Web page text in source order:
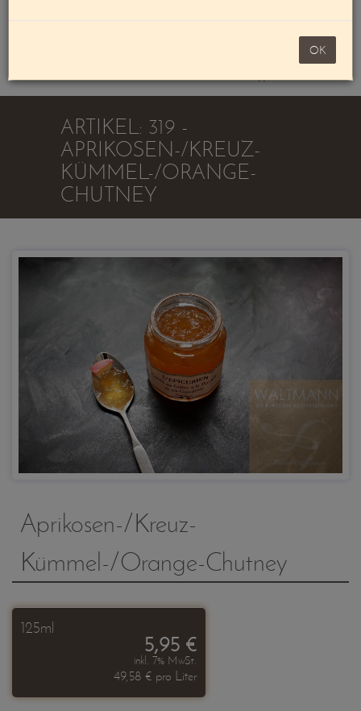
noch 100,00 €
Warenkorb
OK
ARTIKEL: 319 -
APRIKOSEN-/KREUZ-
KÜMMEL-/ORANGE-
CHUTNEY
Aprikosen-/Kreuz-
Kümmel-/Orange-Chutney
125ml
5,95 €
inkl. 7% MwSt.
49,58 € pro Liter